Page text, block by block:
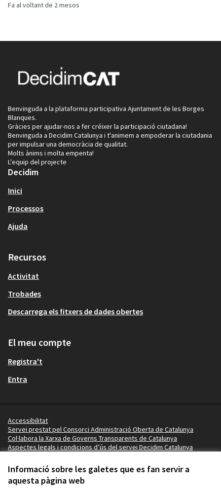
Informació sobre les galetes que es fan servir a
aquesta pàgina web
Fa al voltant de 2 mesos
Benvinguda a la plataforma participativa Ajuntament de les Borges
Blanques.
Gràcies per ajudar-nos a fer créixer la participació ciutadana!
Benvinguda a Decidim Catalunya i t'animem a empoderar la ciutadania
per impulsar una democràcia de qualitat.
Molts ànims i molta empenta!
L'equip del projecte
Decidim
Inici
Processos
Ajuda
Recursos
Activitat
Trobades
Descarrega els fitxers de dades obertes
El meu compte
Registra't
Entra
Accessibilitat
Servei prestat pel Consorci Administració Oberta de Catalunya
Col·labora la Xarxa de Governs Transparents de Catalunya
Aspectes legals i condicions d’ús del servei Decidim Catalunya
Termes i condicions
Configuració de les galetes
Ajuntament de les Borges Blanques a X
Ajuntament de les Borges Blanques a Facebook
Ajuntament de les Borges Blanques a Instagram
Ajuntament de les Borges Blanques a YouTube
Ajuntament de les Borges Blanques a GitHub